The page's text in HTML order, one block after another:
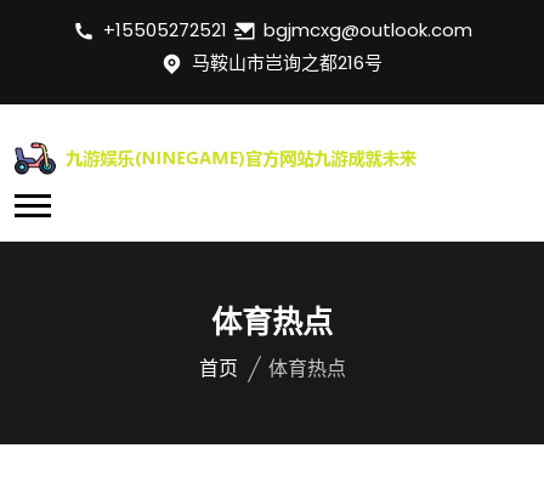
+15505272521
bgjmcxg@outlook.com
马鞍山市岂询之都216号
体育热点
首页 体育热点